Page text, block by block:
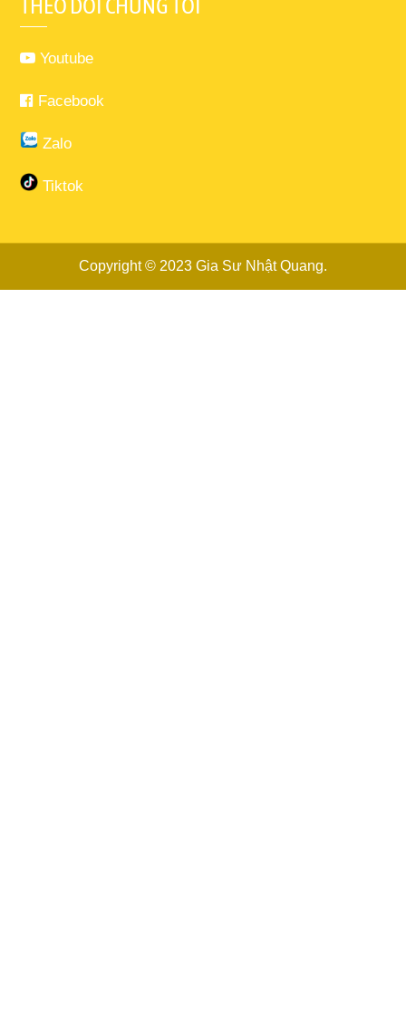
Youtube
Facebook
Zalo
Tiktok
Copyright © 2023 Gia Sư Nhật Quang.